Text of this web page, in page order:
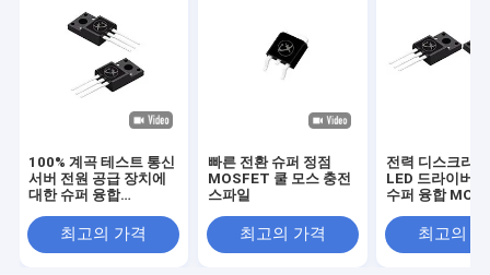
100% 계곡 테스트 통신
서버 전원 공급 장치에
대한 슈퍼 융합
최고의 가격
빠른 전환 슈퍼 정점
MOSFET 쿨 모스 충전
스파일
최고의 가격
전력 디스크리
LED 드라이버
수퍼 융합
최고의